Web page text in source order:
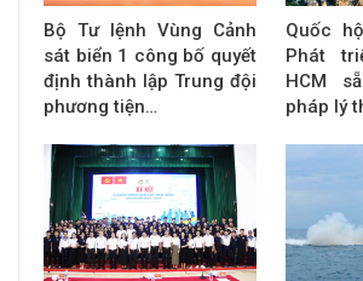
Bộ Tư lệnh Vùng Cảnh
sát biển 1 công bố quyết
định thành lập Trung đội
phương tiện…
Quốc
Phát
HCM
pháp lý